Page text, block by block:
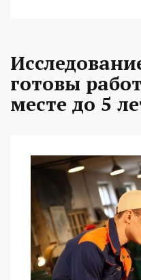
готовы
месте до 5